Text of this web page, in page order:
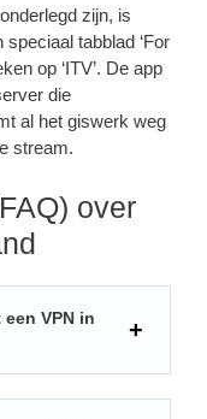
zijn, is
tabblad ‘For
op ‘ITV’. De app
die
al het giswerk weg
stream.
over
VPN in